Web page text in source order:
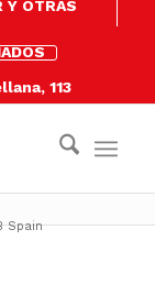
Y OTRAS
113
Spain